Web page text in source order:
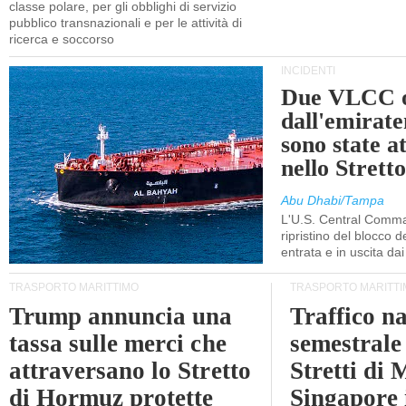
classe polare, per gli obblighi di servizio
pubblico transnazionali e per le attività di
ricerca e soccorso
INCIDENTI
Due VLCC
sono state
nello
Abu Dhabi/Tampa
L'U.S. Central
ripristino del blocco
entrata e in uscita
TRASPORTO MARITTIMO
Trump annuncia una
tassa sulle merci che
attraversano lo Stretto
di Hormuz protette
TRASPORTO
Traffico
Stretti di